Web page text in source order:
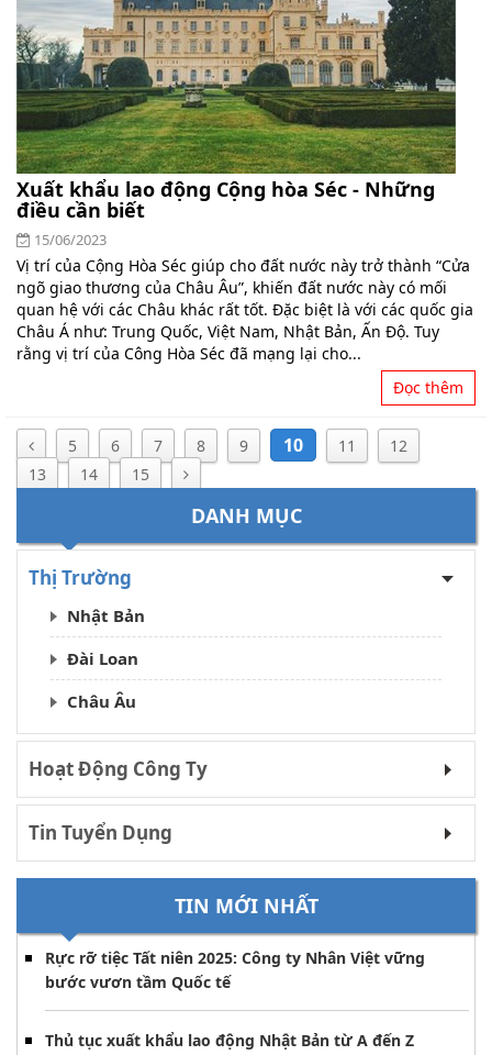
Xuất khẩu lao động Cộng hòa Séc - Những
điều cần biết
15/06/2023
Vị trí của Cộng Hòa Séc giúp cho đất nước này trở thành “Cửa
ngõ giao thương của Châu Âu”, khiến đất nước này có mối
quan hệ với các Châu khác rất tốt. Đặc biệt là với các quốc gia
Châu Á như: Trung Quốc, Việt Nam, Nhật Bản, Ấn Độ. Tuy
rằng vị trí của Công Hòa Séc đã mạng lại cho...
Đọc thêm
5 6 7 8 9 10 11
12
13
14 15
DANH MỤC
Thị Trường
Nhật Bản
Đài Loan
Châu Âu
Hoạt Động Công Ty
Tin Tuyển Dụng
TIN MỚI NHẤT
Rực rỡ tiệc Tất niên 2025: Công ty Nhân Việt vững
bước vươn tầm Quốc tế
Thủ tục xuất khẩu lao động Nhật Bản từ A đến Z